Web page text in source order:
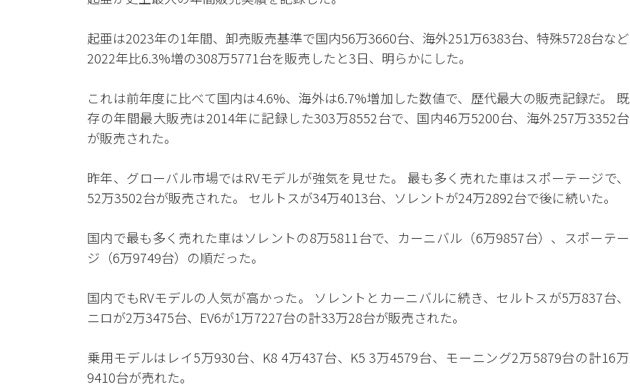
起亜は2023年の1年間、卸売販売基準で国内56万3660台、海外251万6383台、特殊5728台など
2022年比6.3%増の308万5771台を販売したと3日、明らかにした。
これは前年度に比べて国内は4.6%、海外は6.7%増加した数値で、歴代最大の販売記録だ。 既
存の年間最大販売は2014年に記録した303万8552台で、国内46万5200台、海外257万3352台
が販売された。
昨年、グローバル市場ではRVモデルが強気を見せた。 最も多く売れた車はスポーテージで、
52万3502台が販売された。 セルトスが34万4013台、ソレントが24万2892台で後に続いた。
国内で最も多く売れた車はソレントの8万5811台で、カーニバル（6万9857台）、スポーテー
ジ（6万9749台）の順だった。
国内でもRVモデルの人気が高かった。 ソレントとカーニバルに続き、セルトスが5万837台、
ニロが2万3475台、EV6が1万7227台の計33万28台が販売された。
乗用モデルはレイ5万930台、K8 4万437台、K5 3万4579台、モーニング2万5879台の計16万
9410台が売れた。